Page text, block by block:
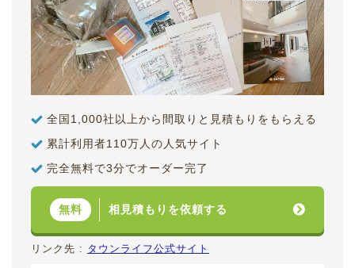
全国1,000社以上から間取りと見積もりをもらえる
累計利用者110万人の人気サイト
完全無料で3分でオーダー完了
無料 相見積もりを依頼する
リンク先 : タウンライフ公式サイト